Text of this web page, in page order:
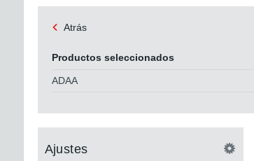
Atrás
Productos seleccionados
ADAA
Ajustes